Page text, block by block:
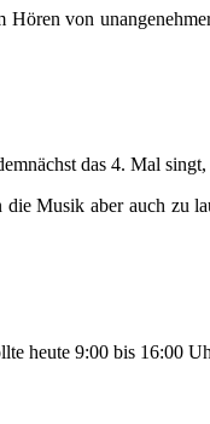
von
das 4. Mal
Musik aber auch zu
heute 9:00 bis 16:00